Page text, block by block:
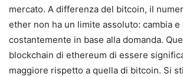
mercato. A differenza del bitcoin, il
ether non ha un limite assoluto: cambia e
costantemente in base alla domanda.
blockchain di ethereum di essere
maggiore rispetto a quella di bitcoin. Si